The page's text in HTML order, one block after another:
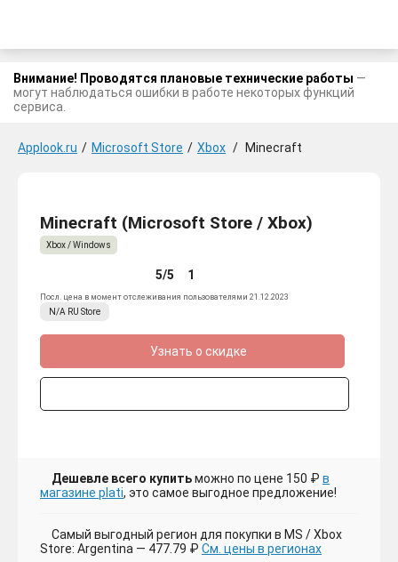
Внимание! Проводятся плановые технические работы —
могут наблюдаться ошибки в работе некоторых функций
сервиса.
Applook.ru / Microsoft Store / Xbox / Minecraft
Minecraft (Microsoft Store / Xbox)
Xbox / Windows
5/5 1
Посл. цена в момент отслеживания пользователями 21.12.2023
N/A RU Store
Узнать о скидке
Дешевле всего купитьможно по цене 150 ₽ в
магазине plati, это самое выгодное предложение!
Самый выгодный регион для покупки в MS / Xbox
Store: Argentina — 477.79 ₽ См. цены в регионах